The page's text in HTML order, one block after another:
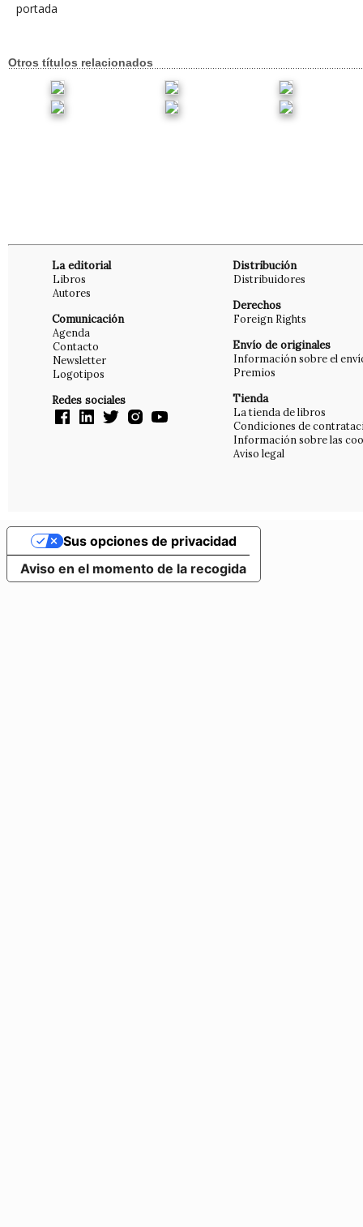
portada
Otros títulos relacionados
La editorial
Libros
Autores
Comunicación
Agenda
Contacto
Newsletter
Logotipos
Redes sociales
Distribución
Distribuidores
Derechos
Foreign Rights
Envío de originales
Información sobre el
Premios
Tienda
La tienda de libros
Condiciones de
Información sobre las
Aviso legal
Aviso en el momento de la recogida
Sus opciones de privacidad